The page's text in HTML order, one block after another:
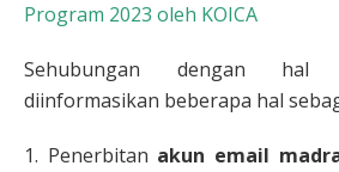
Program 2023 oleh KOICA
Sehubungan dengan hal
diinformasikan beberapa hal
1. Penerbitan akun email